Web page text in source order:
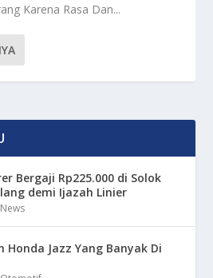
Karena Rasa Dan...
Bergaji Rp225.000 di Solok
demi Ijazah Linier
News
Honda Jazz Yang Banyak Di